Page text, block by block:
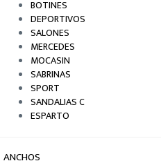
BOTINES
DEPORTIVOS
SALONES
MERCEDES
MOCASIN
SABRINAS
SPORT
SANDALIAS C
ESPARTO
ANCHOS